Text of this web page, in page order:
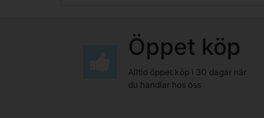
Öppet köp
Alltid öppet köp i 30 dagar när
du handlar hos oss